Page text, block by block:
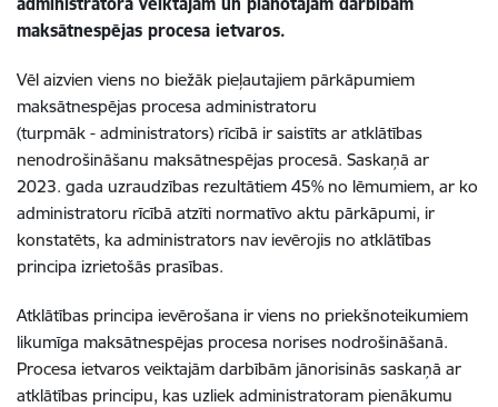
maksātnespējas procesa ietvaros.
Vēl aizvien viens no biežāk pieļautajiem pārkāpumiem
maksātnespējas procesa administratoru
(turpmāk - administrators) rīcībā ir saistīts ar atklātības
nenodrošināšanu maksātnespējas procesā. Saskaņā ar
2023. gada uzraudzības rezultātiem 45% no lēmumiem, ar ko
administratoru rīcībā atzīti normatīvo aktu pārkāpumi, ir
konstatēts, ka administrators nav ievērojis no atklātības
principa izrietošās prasības.
Atklātības principa ievērošana ir viens no priekšnoteikumiem
likumīga maksātnespējas procesa norises nodrošināšanā.
Procesa ietvaros veiktajām darbībām jānorisinās saskaņā ar
atklātības principu, kas uzliek administratoram pienākumu